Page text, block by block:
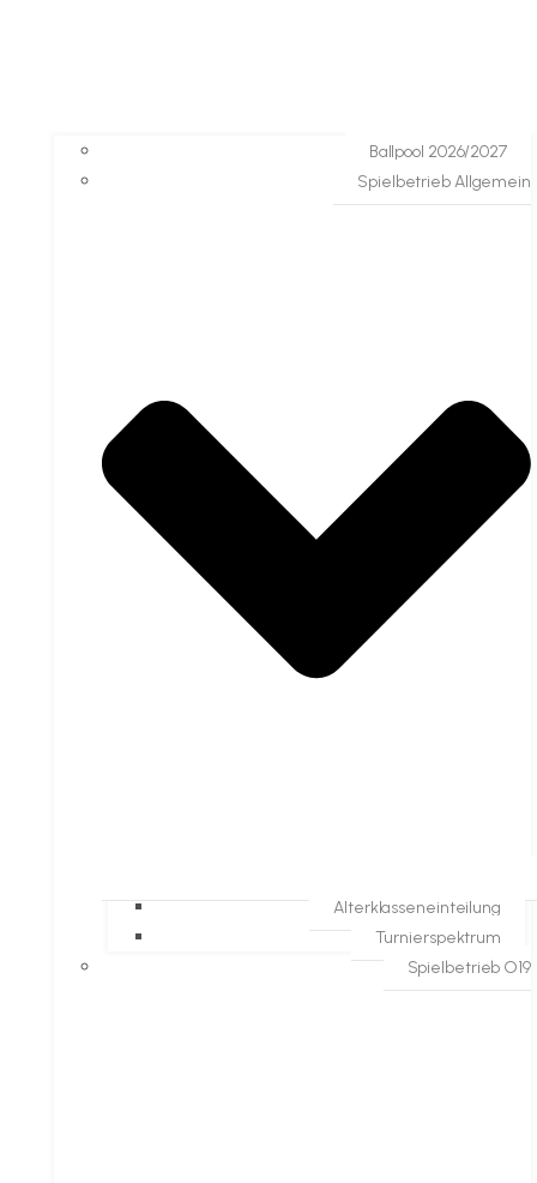
Ballpool 2026/2027
Spielbetrieb Allgemein
Alterklasseneinteilung
Turnierspektrum
Spielbetrieb O19